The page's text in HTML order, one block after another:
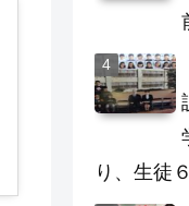
り、生徒